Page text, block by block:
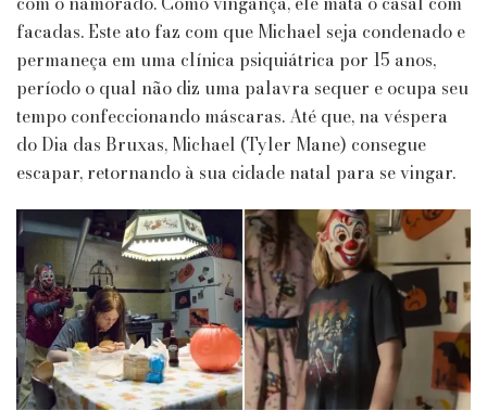
facadas. Este ato faz com que Michael seja condenado e
permaneça em uma clínica psiquiátrica por 15 anos,
período o qual não diz uma palavra sequer e ocupa seu
tempo confeccionando máscaras. Até que, na véspera
do Dia das Bruxas, Michael (Tyler Mane) consegue
escapar, retornando à sua cidade natal para se vingar.